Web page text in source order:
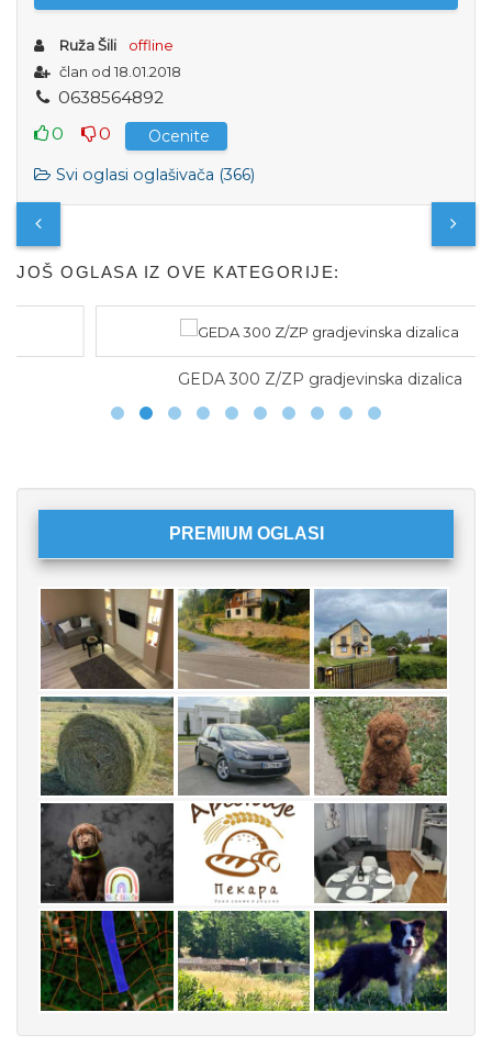
Ruža Šili
offline
član od 18.01.2018
0638564892
0
0
Ocenite
Svi oglasi oglašivača (366)
JOŠ OGLASA IZ OVE KATEGORIJE:
GEDA 300 Z/ZP gradjevinska dizalica
PREMIUM OGLASI